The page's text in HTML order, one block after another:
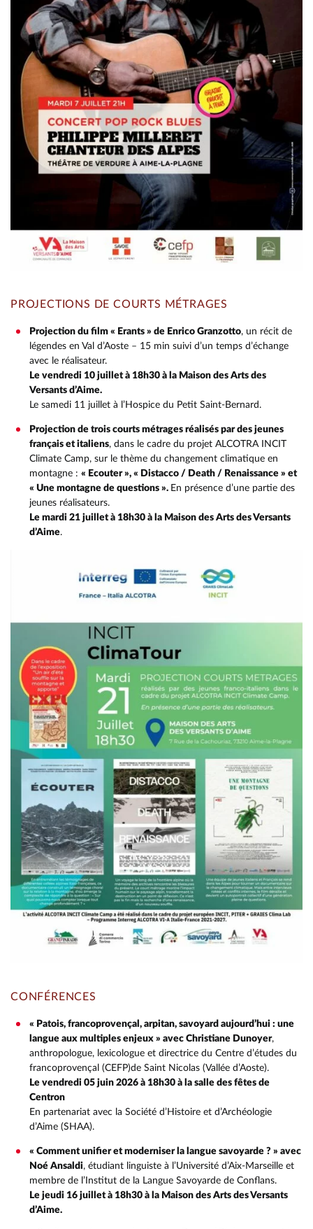
PROJECTIONS DE COURTS MÉTRAGES
Projection du film « Erants » de Enrico Granzotto, un récit de
légendes en Val d’Aoste – 15 min suivi d’un temps d’échange
avec le réalisateur.
Le vendredi 10 juillet à 18h30 à la Maison des Arts des
Versants d’Aime.
Le samedi 11 juillet à l’Hospice du Petit Saint-Bernard.
Projection de trois courts métrages réalisés par des jeunes
français et italiens, dans le cadre du projet ALCOTRA INCIT
Climate Camp, sur le thème du changement climatique en
montagne : « Ecouter », « Distacco / Death / Renaissance » et
« Une montagne de questions ». En présence d’une partie des
jeunes réalisateurs.
Le mardi 21 juillet à 18h30 à la Maison des Arts des Versants
d’Aime.
CONFÉRENCES
« Patois, francoprovençal, arpitan, savoyard aujourd’hui : une
langue aux multiples enjeux » avec Christiane Dunoyer,
anthropologue, lexicologue et directrice du Centre d’études du
francoprovençal (CEFP)de Saint Nicolas (Vallée d’Aoste).
Le vendredi 05 juin 2026 à 18h30 à la salle des fêtes de
Centron
En partenariat avec la Société d’Histoire et d’Archéologie
d’Aime (SHAA).
« Comment unifier et moderniser la langue savoyarde ? » avec
Noé Ansaldi, étudiant linguiste à l’Université d’Aix-Marseille et
membre de l’Institut de la Langue Savoyarde de Conflans.
Le jeudi 16 juillet à 18h30 à la Maison des Arts des Versants
d’Aime.